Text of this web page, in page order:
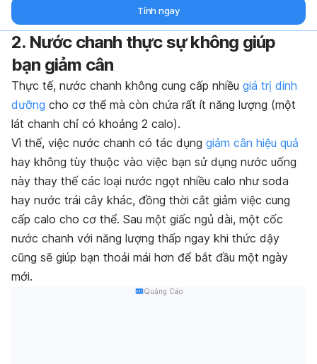
Tính ngay
2. Nước chanh thực sự không giúp
bạn giảm cân
Thực tế, nước chanh không cung cấp nhiều giá trị dinh
dưỡng cho cơ thể mà còn chứa rất ít năng lượng (một
lát chanh chỉ có khoảng 2 calo).
Vì thế, việc nước chanh có tác dụng giảm cân hiệu quả
hay không tùy thuộc vào việc bạn sử dụng nước uống
này thay thế các loại nước ngọt nhiều calo như soda
hay nước trái cây khác, đồng thời cắt giảm việc cung
cấp calo cho cơ thể. Sau một giấc ngủ dài, một cốc
nước chanh với năng lượng thấp ngay khi thức dậy
cũng sẽ giúp bạn thoải mái hơn để bắt đầu một ngày
mới.
Quảng Cáo